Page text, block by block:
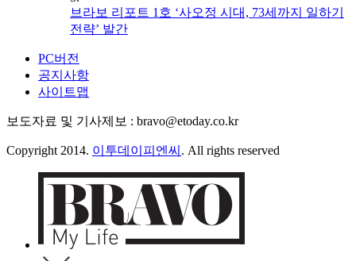
브라보 리포트 1호 ‘사오정 시대, 73세까지 일하기
전략’ 발간
PC버전
공지사항
사이트맵
보도자료 및 기사제보 : bravo@etoday.co.kr
Copyright 2014. 이투데이피엔씨 . All rights reserved